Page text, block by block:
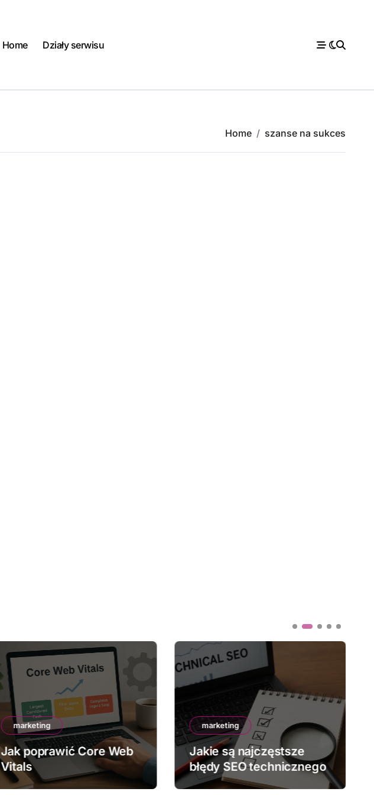
Home Działy serwisu
Home szanse na sukces
marketing
Jak poprawić Core Web
Vitals
marketing
Jakie są najczęstsze
błędy SEO technicznego